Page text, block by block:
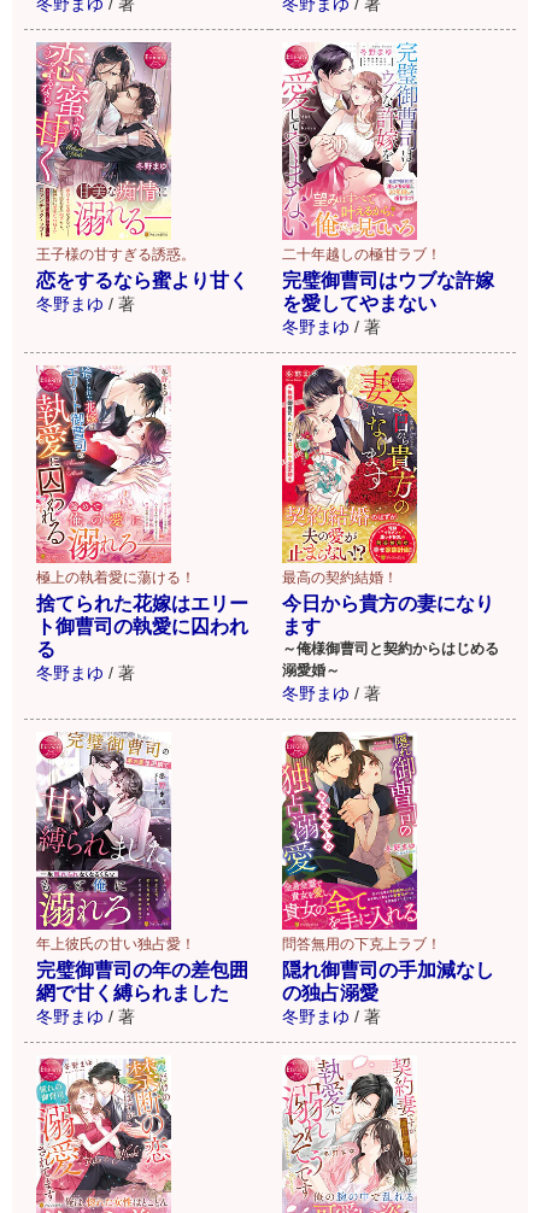
王子様の甘すぎる誘惑。
恋をするなら蜜より甘く
冬野まゆ / 著
二十年越しの極甘ラブ！
完璧御曹司はウブな許嫁
を愛してやまない
冬野まゆ / 著
極上の執着愛に蕩ける！
捨てられた花嫁はエリー
ト御曹司の執愛に囚われ
る
冬野まゆ / 著
最高の契約結婚！
今日から貴方の妻になり
ます
～俺様御曹司と契約からはじめる
溺愛婚～
冬野まゆ / 著
年上彼氏の甘い独占愛！
完璧御曹司の年の差包囲
網で甘く縛られました
冬野まゆ / 著
問答無用の下克上ラブ！
隠れ御曹司の手加減なし
の独占溺愛
冬野まゆ / 著